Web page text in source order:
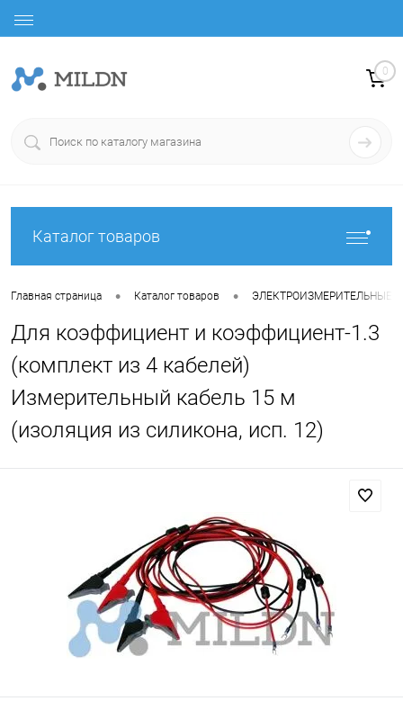
0
Каталог товаров
Главная страница • Каталог товаров • ЭЛЕКТРОИЗМЕРИТЕЛЬНЫЕ
Для коэффициент и коэффициент-1.3
(комплект из 4 кабелей)
Измерительный кабель 15 м
(изоляция из силикона, исп. 12)